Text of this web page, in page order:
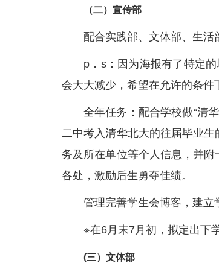
（二）宣传部
配合实践部、文体部、生活
p．s：因为海报有了特定
会大大减少，希望在允许的条件
全年任务：配合学校做“清
二中考入清华北大的往届毕业
务及所在单位等个人信息，并
各处，激励后生勇夺佳绩。
管理完善学生会博客，建立
※在6月末7月初，拟定出下
(三）文体部